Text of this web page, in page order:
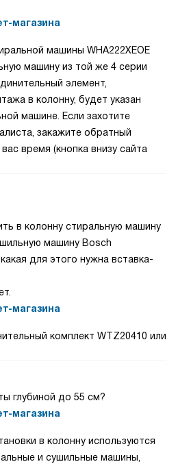
магазина
машины WHA222XEOE
машину из той же 4 серии
элемент,
в колонну, будет указан
машине. Если захотите
закажите обратный
время (кнопка внизу сайта
в колонну стиральную машину
машину Bosch
для этого нужна вставка-
магазина
комплект WTZ20410 или
глубиной до 55 см?
магазина
в колонну используются
и сушильные машины,